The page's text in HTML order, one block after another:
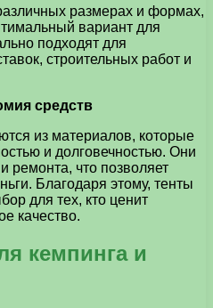
размерах и формах,
вариант для
подходят для
строительных работ и
средств
из материалов, которые
и долговечностью. Они
ремонта, что позволяет
Благодаря этому, тенты
для тех, кто ценит
качество.
кемпинга и